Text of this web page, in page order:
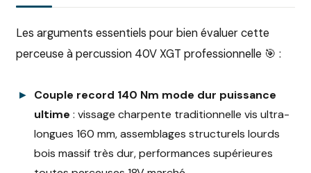
Les arguments essentiels pour bien évaluer cette
perceuse à percussion 40V XGT professionnelle 🎯 :
Couple record 140 Nm mode dur puissance
ultime : vissage charpente traditionnelle vis ultra-
longues 160 mm, assemblages structurels lourds
bois massif très dur, performances supérieures